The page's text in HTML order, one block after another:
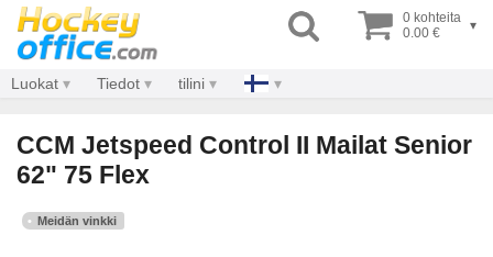
0 kohteita
0.00 €
▾
Luokat Tiedot tilini
CCM Jetspeed Control II Mailat Senior
62" 75 Flex
Meidän vinkki